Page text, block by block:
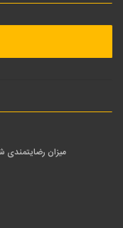
میزان رضایتمندی